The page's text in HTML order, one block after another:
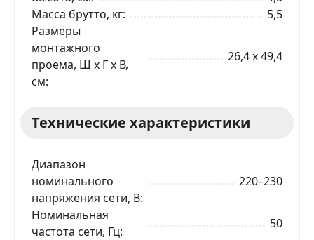
Масса брутто, кг
5,5
Размеры
монтажного
проема, Ш x Г x В,
см
26,4 x 49,4
Технические характеристики
Диапазон
номинального
напряжения сети, В
220–230
Номинальная
частота сети, Гц
50